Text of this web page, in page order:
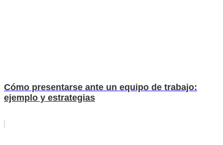
Cómo presentarse ante un equipo de trabajo:
ejemplo y estrategias